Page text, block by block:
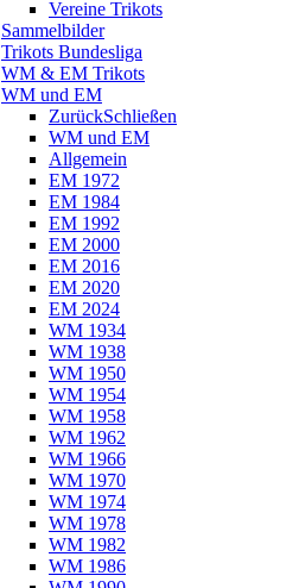
Vereine Trikots
Sammelbilder
Trikots Bundesliga
WM & EM Trikots
WM und EM
ZurückSchließen
WM und EM
Allgemein
EM 1972
EM 1984
EM 1992
EM 2000
EM 2016
EM 2020
EM 2024
WM 1934
WM 1938
WM 1950
WM 1954
WM 1958
WM 1962
WM 1966
WM 1970
WM 1974
WM 1978
WM 1982
WM 1986